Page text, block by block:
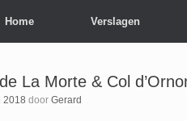
Home Verslagen
La Morte & Col
2018 door Gerard